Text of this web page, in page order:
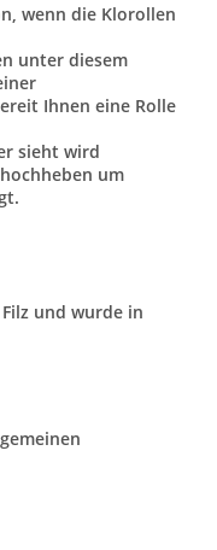
wenn die Klorollen
unter diesem
Ihnen eine Rolle
sieht wird
um
und wurde in